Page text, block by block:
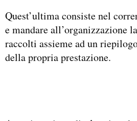
Quest’ultima consiste nel
e mandare all’organizzazione
raccolti assieme ad un
della propria prestazione.